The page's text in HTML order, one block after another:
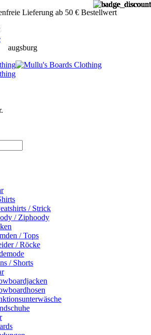
Lieferung ab 50 € Bestellwert
augsburg
/ Strick
/ Ziphoody
/ Tops
/ Röcke
/ Shorts